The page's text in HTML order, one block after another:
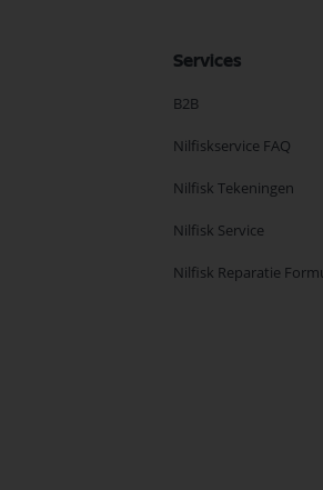
Services
B2B
Nilfiskservice FAQ
Nilfisk Tekeningen
Nilfisk Service
Nilfisk Reparatie